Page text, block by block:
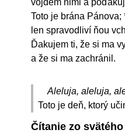
vojdem nimi a
Toto je brána Pánova;
len spravodliví ňou
Ďakujem ti, že si ma
a že si ma zachránil.
Aleluja, aleluja,
Toto je deň, ktorý
Čítanie zo